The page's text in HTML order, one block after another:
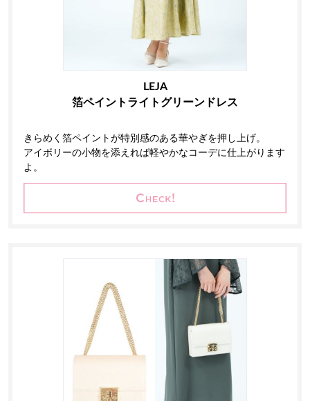
LEJA
箔ペイントライトグリーンドレス
きらめく箔ペイントが特別感のある華やぎを押し上げ。
アイボリーの小物を添えれば軽やかなコーデに仕上がります
よ。